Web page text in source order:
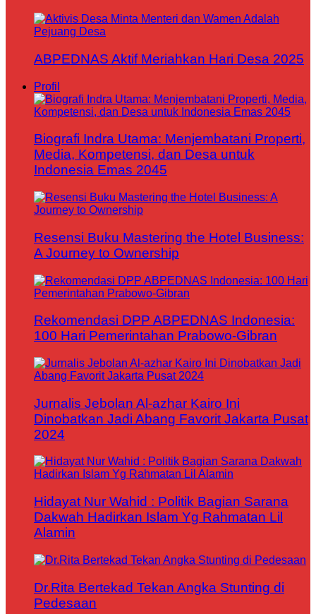
ABPEDNAS Aktif Meriahkan Hari Desa 2025
Profil
Biografi Indra Utama: Menjembatani Properti,
Media, Kompetensi, dan Desa untuk
Indonesia Emas 2045
Resensi Buku Mastering the Hotel Business:
A Journey to Ownership
Rekomendasi DPP ABPEDNAS Indonesia:
100 Hari Pemerintahan Prabowo-Gibran
Jurnalis Jebolan Al-azhar Kairo Ini
Dinobatkan Jadi Abang Favorit Jakarta Pusat
2024
Hidayat Nur Wahid : Politik Bagian Sarana
Dakwah Hadirkan Islam Yg Rahmatan Lil
Alamin
Dr.Rita Bertekad Tekan Angka Stunting di
Pedesaan